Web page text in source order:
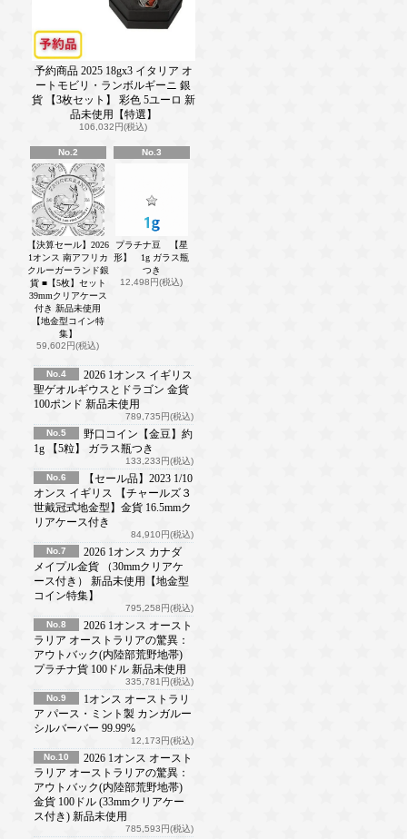
予約商品 2025 18gx3 イタリア オ
ートモビリ・ランボルギーニ 銀
貨 【3枚セット】 彩色 5ユーロ 新
品未使用【特選】
106,032円(税込)
No.2
【決算セール】2026
1オンス 南アフリカ
クルーガーランド銀
貨 ■【5枚】セット
39mmクリアケース
付き 新品未使用
【地金型コイン特
集】
59,602円(税込)
No.3
プラチナ豆 【星
形】 1g ガラス瓶
つき
12,498円(税込)
No.4
2026 1オンス イギリス
聖ゲオルギウスとドラゴン 金貨
100ポンド 新品未使用
789,735円(税込)
No.5
野口コイン【金豆】約
1g 【5粒】 ガラス瓶つき
133,233円(税込)
No.6
【セール品】2023 1/10
オンス イギリス 【チャールズ３
世戴冠式地金型】金貨 16.5mmク
リアケース付き
84,910円(税込)
No.7
2026 1オンス カナダ
メイプル金貨 （30mmクリアケ
ース付き） 新品未使用【地金型
コイン特集】
795,258円(税込)
No.8
2026 1オンス オースト
ラリア オーストラリアの驚異：
アウトバック(内陸部荒野地帯)
プラチナ貨 100ドル 新品未使用
335,781円(税込)
No.9
1オンス オーストラリ
ア パース・ミント製 カンガルー
シルバーバー 99.99%
12,173円(税込)
No.10
2026 1オンス オースト
ラリア オーストラリアの驚異：
アウトバック(内陸部荒野地帯)
金貨 100ドル (33mmクリアケー
ス付き) 新品未使用
785,593円(税込)